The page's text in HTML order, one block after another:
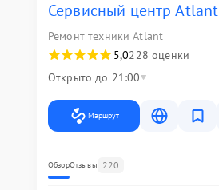
Сервисный центр Atlant
Ремонт техники Atlant
5,0228 оценки
Открыто до 21:00
Маршрут
ОбзорОтзывы 220